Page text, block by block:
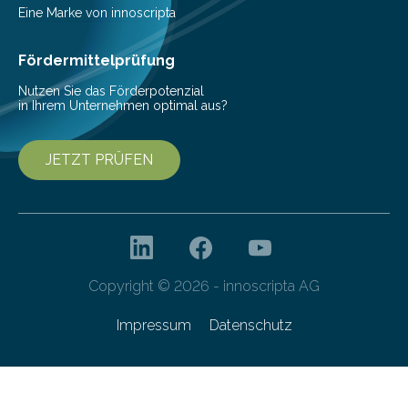
Beeinträchtigung der Lebensqualität und besonders in
höherem Lebensalter mit vielen
Krankenhausaufenthalten verbunden. „Mit Hilfe digitaler
Technologien…
Eine Marke von innoscripta
Fördermittelprüfung
Nutzen Sie das Förderpotenzial
in Ihrem Unternehmen optimal aus?
JETZT PRÜFEN
Copyright © 2026 - innoscripta AG
Impressum Datenschutz